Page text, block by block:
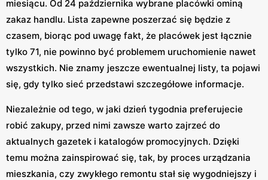
miesiącu. Od 24 października wybrane placówki ominą
zakaz handlu. Lista zapewne poszerzać się będzie z
czasem, biorąc pod uwagę fakt, że placówek jest łącznie
tylko 71, nie powinno być problemem uruchomienie nawet
wszystkich. Nie znamy jeszcze ewentualnej listy, ta pojawi
się, gdy tylko sieć przedstawi szczegółowe informacje.
Niezależnie od tego, w jaki dzień tygodnia preferujecie
robić zakupy, przed nimi zawsze warto zajrzeć do
aktualnych gazetek i katalogów promocyjnych. Dzięki
temu można zainspirować się, tak, by proces urządzania
mieszkania, czy zwykłego remontu stał się wygodniejszy i